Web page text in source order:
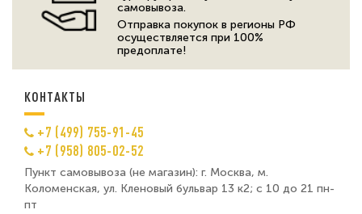
самовывоза.
Отправка покупок в регионы РФ
осуществляется при 100%
предоплате!
КОНТАКТЫ
+7 (499) 755-91-45
+7 (958) 805-02-52
Пункт самовывоза (не магазин): г. Москва, м.
Коломенская, ул. Кленовый бульвар 13 к2; с 10 до 21 пн-
пт